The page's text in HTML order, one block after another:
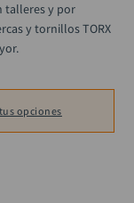
talleres y por
y tornillos TORX
opciones